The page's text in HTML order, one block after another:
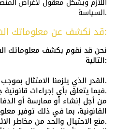
السياسة.
قد نكشف عن معلوماتك الشخصية:
نحن قد نقوم بكشف معلوماتك
التالية:
القدر الذي يلزمنا الامتثال بموجب القانون.
فيما يتعلق بأي إجراءات قانونية جارية أو محتملة.
القانونية، بما في ذلك توفير
منع الاحتيال والحد من مخاطر الائتمان.